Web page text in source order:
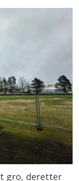
gro, deretter